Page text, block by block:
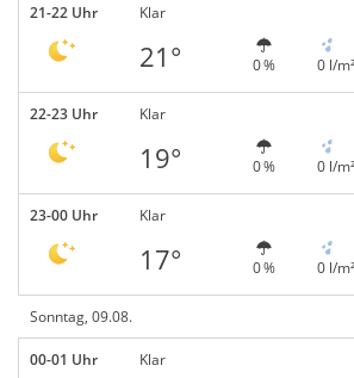
21-22 Uhr Klar
21° 0 % 0 l/m²
22-23 Uhr Klar
19° 0 % 0 l/m²
23-00 Uhr Klar
17° 0 % 0 l/m²
Sonntag, 09.08.
00-01 Uhr Klar